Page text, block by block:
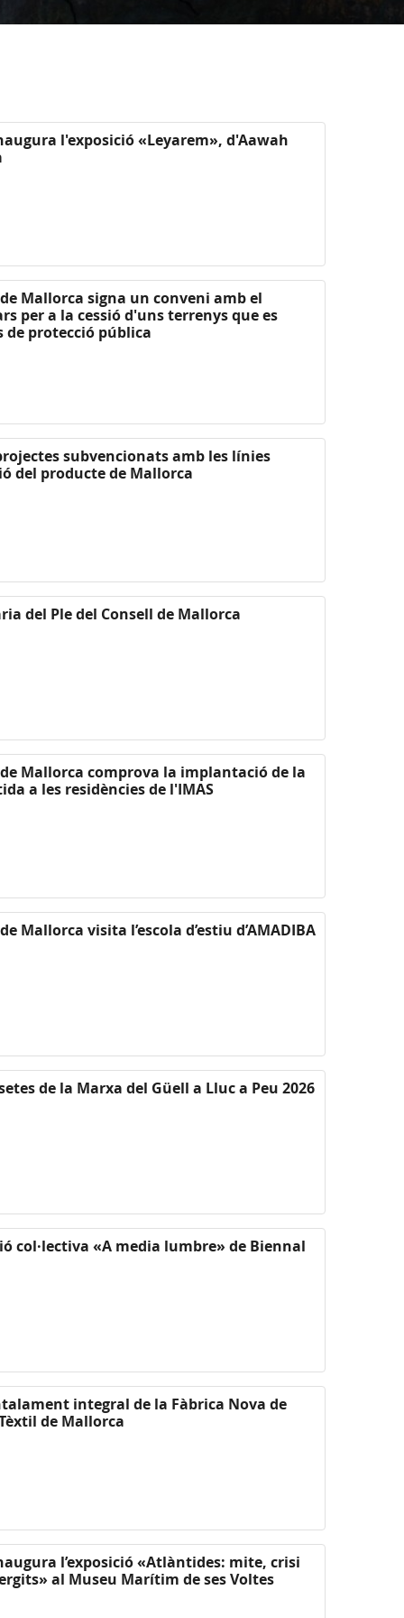
l'exposició «Leyarem», d'Aawah
Mallorca signa un conveni amb el
per a la cessió d'uns terrenys que es
protecció pública
subvencionats amb les línies
del producte de Mallorca
del Ple del Consell de Mallorca
Mallorca comprova la implantació de la
a les residències de l'IMAS
Mallorca visita l’escola d’estiu d’AMADIBA
de la Marxa del Güell a Lluc a Peu 2026
col·lectiva «A media lumbre» de Biennal
integral de la Fàbrica Nova de
de Mallorca
l’exposició «Atlàntides: mite, crisi
al Museu Marítim de ses Voltes